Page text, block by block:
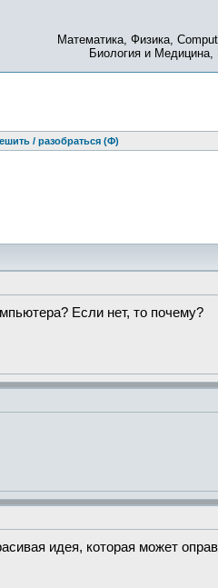
Математика, Физика,
Биология и Медицина,
/ разобраться (Ф)
Если нет, то почему?
идея, которая может